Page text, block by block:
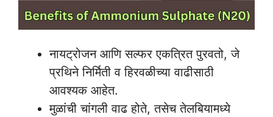
नायट्रोजन आणि सल्फर एकत्रित पुरवतो, जे
प्रथिने निर्मिती व हिरवळीच्या वाढीसाठी
आवश्यक आहेत.
मुळांची चांगली वाढ होते, तसेच तेलबियामध्ये